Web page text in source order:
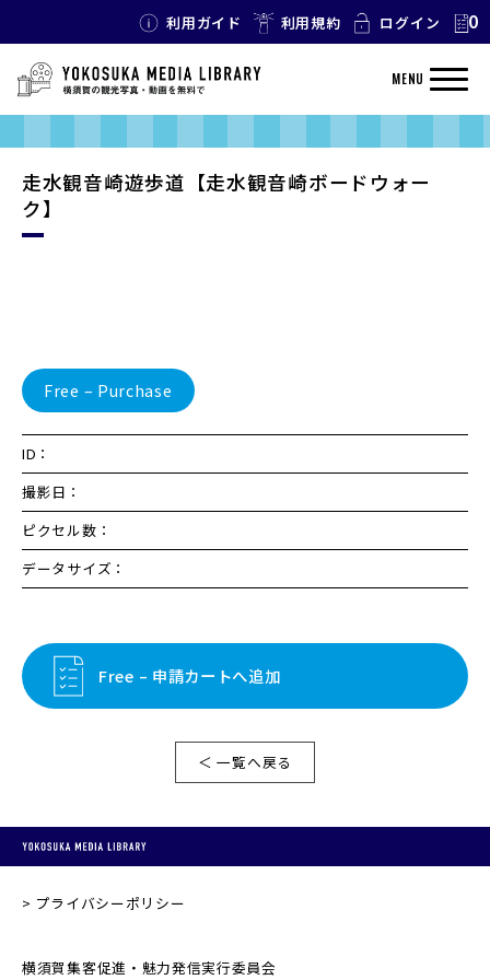
利用ガイド 利用規約 ログイン 0
MENU
走水観音崎遊歩道【走水観音崎ボードウォー
ク】
Free – Purchase
ID：
撮影日：
ピクセル数：
データサイズ：
Free – 申請カートへ追加
＜ 一覧へ戻る
プライバシーポリシー
横須賀集客促進・魅力発信実行委員会